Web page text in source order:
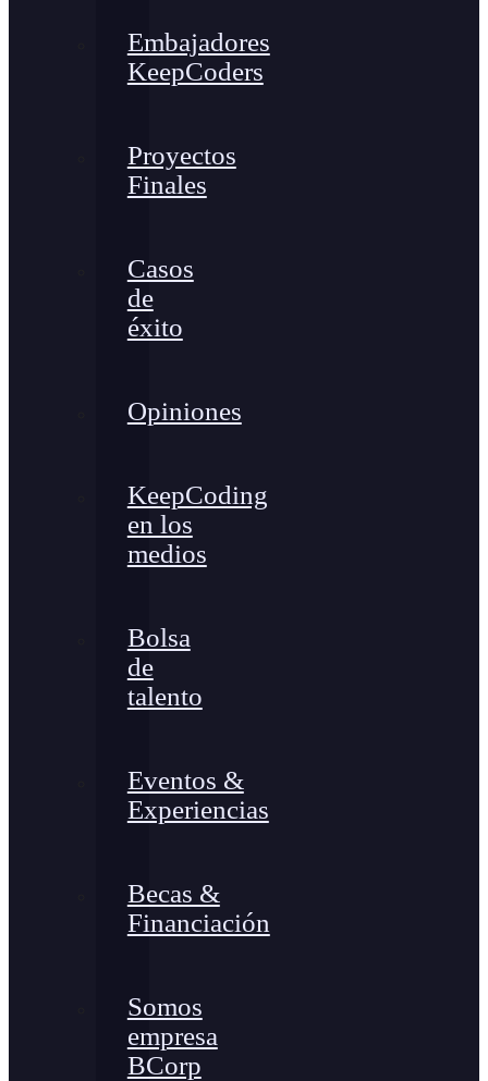
Embajadores
KeepCoders
Proyectos
Finales
Casos
de
éxito
Opiniones
KeepCoding
en los
medios
Bolsa
de
talento
Eventos &
Experiencias
Becas &
Financiación
Somos
empresa
BCorp